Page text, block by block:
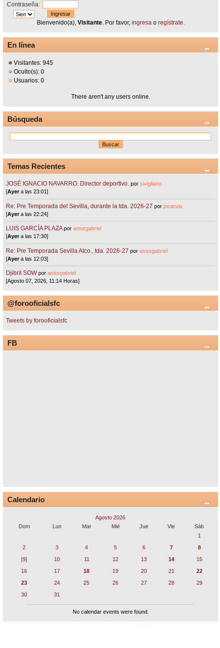
Contraseña:
Bienvenido(a), Visitante. Por favor, ingresao regístrate.
En línea
Visitantes: 945
Oculto(s): 0
Usuarios: 0
There aren't any users online.
Búsqueda
Temas Recientes
JOSÉ IGNACIO NAVARRO. Director deportivo. porsivigliano
[Ayera las 23:01]
Re: Pre Temporada del Sevilla, durante la tda. 2026-27 porjocarvia
[Ayera las 22:24]
LUIS GARCÍA PLAZA porasturgabriel
[Ayera las 17:30]
Re: Pre Temporada Sevilla Atco., tda. 2026-27 porasturgabriel
[Ayera las 12:03]
Djibril SOW porasturgabriel
[Agosto 07, 2026, 11:14 Horas]
@forooficialsfc
Tweets by forooficialsfc
FB
Calendario
Agosto 2026
Dom
Lun Mar Mié Jue Vie
Sáb
1
2
3 4 5 6 7
8
[9]
10 11 12 13 14
15
16
17 18 19 20 21
22
23
24 25 26 27 28
29
30
31
No calendar events were found.